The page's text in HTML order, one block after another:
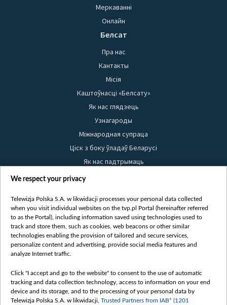
Меркаванні
Онлайн
Белсат
Пра нас
Кантакты
Місія
Каштоўнасці «Белсату»
Як нас глядзець
Узнагароды
Міжнародная супраца
Ціск з боку ўладаў Беларусі
Як нас падтрымаць
Правілы выкарыстання матэрыялаў
Бяспека
Youtube
Белсат news
Белсат Shorts
Жэстачайшы мульт
Belsat English
Biełsat PL
We respect your privacy
Telewizja Polska S.A. w likwidacji processes your personal data collected
when you visit individual websites on the tvp.pl Portal (hereinafter referred
to as the Portal), including information saved using technologies used to
track and store them, such as cookies, web beacons or other similar
technologies enabling the provision of tailored and secure services,
personalize content and advertising, provide social media features and
analyze Internet traffic.
Click "I accept and go to the website" to consent to the use of automatic
tracking and data collection technology, access to information on your end
device and its storage, and to the processing of your personal data by
Telewizja Polska S.A. w likwidacji, Trusted Partners from IAB* (1201